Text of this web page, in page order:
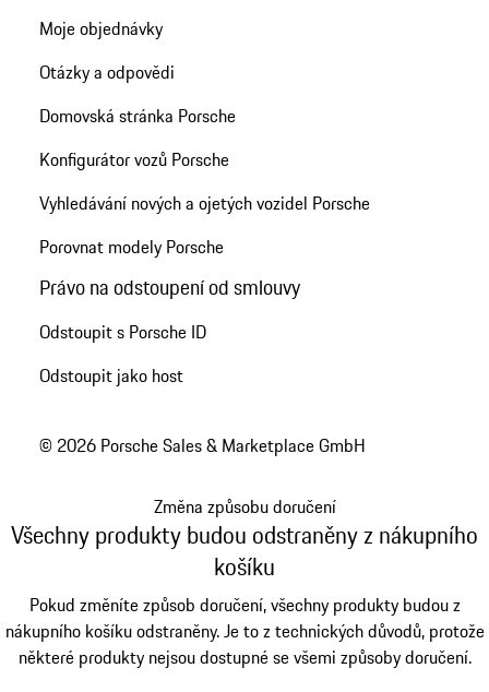
Moje objednávky
Otázky a odpovědi
Domovská stránka Porsche
Konfigurátor vozů Porsche
Vyhledávání nových a ojetých vozidel Porsche
Porovnat modely Porsche
Právo na odstoupení od smlouvy
Odstoupit s Porsche ID
Odstoupit jako host
© 2026 Porsche Sales & Marketplace GmbH
Změna způsobu doručení
Všechny produkty budou odstraněny z nákupního
košíku
Pokud změníte způsob doručení, všechny produkty budou z
nákupního košíku odstraněny. Je to z technických důvodů, protože
některé produkty nejsou dostupné se všemi způsoby doručení.